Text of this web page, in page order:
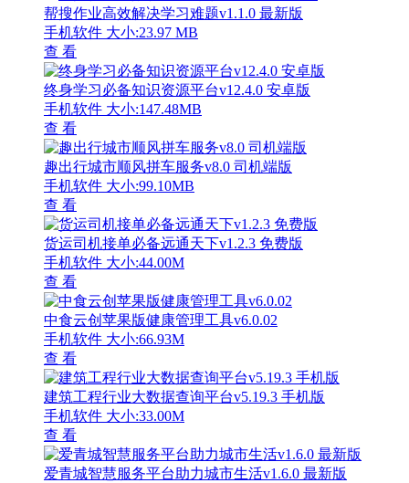
帮搜作业高效解决学习难题v1.1.0 最新版
手机软件 大小:23.97 MB
查 看
终身学习必备知识资源平台v12.4.0 安卓版
手机软件 大小:147.48MB
查 看
趣出行城市顺风拼车服务v8.0 司机端版
手机软件 大小:99.10MB
查 看
货运司机接单必备远通天下v1.2.3 免费版
手机软件 大小:44.00M
查 看
中食云创苹果版健康管理工具v6.0.02
手机软件 大小:66.93M
查 看
建筑工程行业大数据查询平台v5.19.3 手机版
手机软件 大小:33.00M
查 看
爱青城智慧服务平台助力城市生活v1.6.0 最新版